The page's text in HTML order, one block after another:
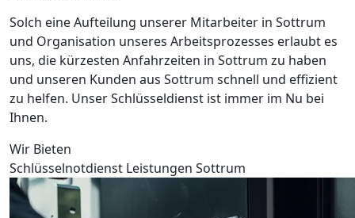
Solch eine Aufteilung unserer Mitarbeiter in Sottrum
und Organisation unseres Arbeitsprozesses erlaubt es
uns, die kürzesten Anfahrzeiten in Sottrum zu haben
und unseren Kunden aus Sottrum schnell und effizient
zu helfen. Unser Schlüsseldienst ist immer im Nu bei
Ihnen.
Wir Bieten
Schlüsselnotdienst Leistungen Sottrum